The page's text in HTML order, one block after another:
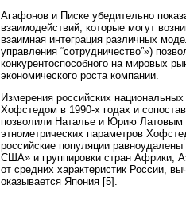
Агафонов и Писке убедительно
взаимодействий, которые могут
взаимная интеграция различных
управления “сотрудничество”»)
конкурентоспособного на мировых
экономического роста компании.
Измерения российских
Хофстедом в 1990-х годах и
позволили Наталье и Юрию Латовым
этнометрических параметров
российские популяции
США» и группировки стран Африки,
от средних характеристик России,
оказывается Япония [5].